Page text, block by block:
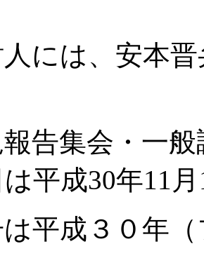
には、安本
告集会・一
平成30年11
平成３０年